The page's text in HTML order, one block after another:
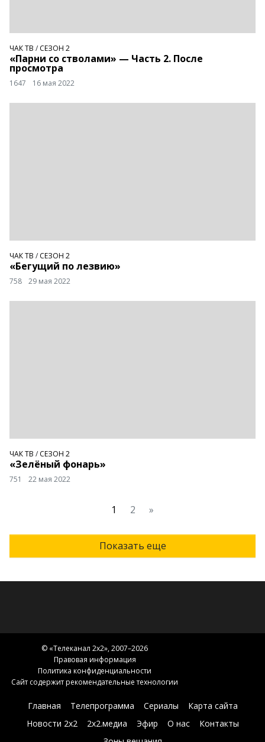
ЧАК ТВ / СЕЗОН 2
«Парни со стволами» — Часть 2. После
просмотра
1647 16 мая 2022
ЧАК ТВ / СЕЗОН 2
«Бегущий по лезвию»
758 29 мая 2022
ЧАК ТВ / СЕЗОН 2
«Зелёный фонарь»
751 22 мая 2022
1 2 »
Показать еще
© «Телеканал 2x2», 2007–2026
Правовая информация
Политика конфиденциальности
Сайт содержит рекомендательные технологии
Главная Телепрограмма Сериалы
Карта сайта
Новости 2х2
2х2.медиа Эфир О нас
Контакты